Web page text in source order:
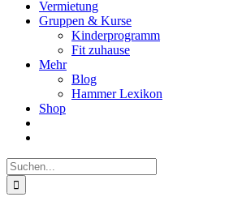
Vermietung
Gruppen & Kurse
Kinderprogramm
Fit zuhause
Mehr
Blog
Hammer Lexikon
Shop
Suche
nach: